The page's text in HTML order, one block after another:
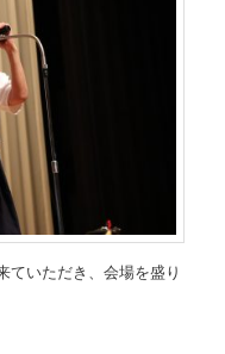
ていただき、会場を盛り